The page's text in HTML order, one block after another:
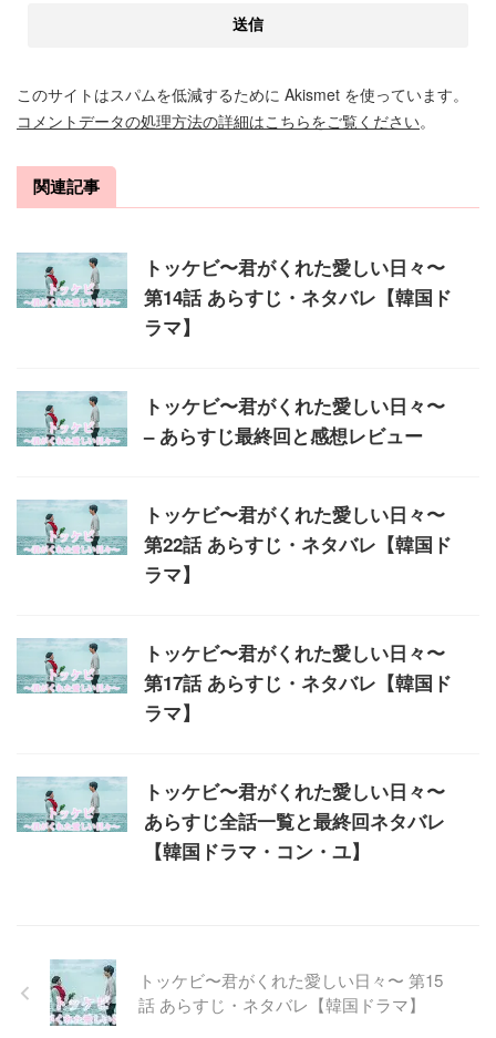
このサイトはスパムを低減するために Akismet を使っています。
コメントデータの処理方法の詳細はこちらをご覧ください。
関連記事
トッケビ〜君がくれた愛しい日々〜
第14話 あらすじ・ネタバレ【韓国ド
ラマ】
トッケビ〜君がくれた愛しい日々〜
– あらすじ最終回と感想レビュー
トッケビ〜君がくれた愛しい日々〜
第22話 あらすじ・ネタバレ【韓国ド
ラマ】
トッケビ〜君がくれた愛しい日々〜
第17話 あらすじ・ネタバレ【韓国ド
ラマ】
トッケビ〜君がくれた愛しい日々〜
あらすじ全話一覧と最終回ネタバレ
【韓国ドラマ・コン・ユ】
トッケビ〜君がくれた愛しい日々〜 第15
話 あらすじ・ネタバレ【韓国ドラマ】